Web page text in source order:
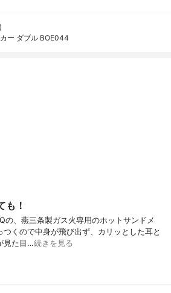
ー ダブル BOE044
も！
の、燕三条製ガス火専用のホットサンドメ
くので中身が飛び出ず、カリッとした耳と
見た目…続きを見る